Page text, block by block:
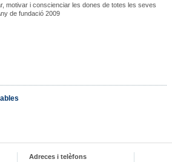
motivar i conscienciar les dones de totes les seves
de fundació 2009
Adreces i telèfons